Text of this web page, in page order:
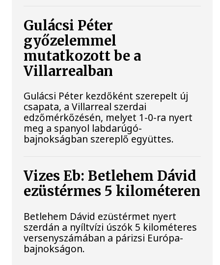
Gulácsi Péter
győzelemmel
mutatkozott be a
Villarrealban
Gulácsi Péter kezdőként szerepelt új
csapata, a Villarreal szerdai
edzőmérkőzésén, melyet 1-0-ra nyert
meg a spanyol labdarúgó-
bajnokságban szereplő együttes.
Vizes Eb: Betlehem Dávid
ezüstérmes 5 kilométeren
Betlehem Dávid ezüstérmet nyert
szerdán a nyíltvízi úszók 5 kilométeres
versenyszámában a párizsi Európa-
bajnokságon.